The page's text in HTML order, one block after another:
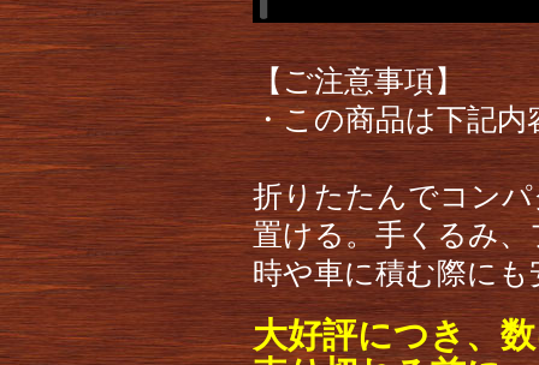
【ご注意事項】
・この商品は下記
折りたたんでコン
置ける。手くるみ
時や車に積む際に
大好評につき、